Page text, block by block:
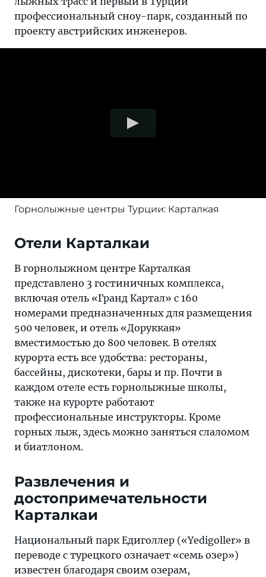
профессиональный сноу-парк, созданный по
проекту австрийских инженеров.
Горнолыжные центры Турции: Карталкая
Отели Карталкаи
В горнолыжном центре Карталкая
представлено 3 гостиничных комплекса,
включая отель «Гранд Картал» с 160
номерами предназначенных для размещения
500 человек, и отель «Доруккая»
вместимостью до 800 человек. В отелях
курорта есть все удобства: рестораны,
бассейны, дискотеки, бары и пр. Почти в
каждом отеле есть горнолыжные школы,
также на курорте работают
профессиональные инструкторы. Кроме
горных лыж, здесь можно заняться слаломом
и биатлоном.
Развлечения и
достопримечательности
Карталкаи
Национальный парк Едиголлер («Yedigoller» в
переводе с турецкого означает «семь озер»)
известен благодаря своим озерам,